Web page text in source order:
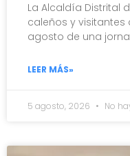
La Alcaldía Distrital
caleños y visitantes
agosto de una
LEER MÁS»
5 agosto, 2026 No